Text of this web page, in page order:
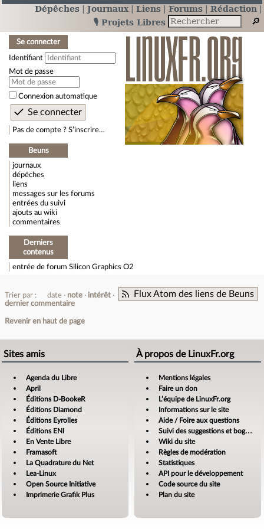
Dépêches Journaux Liens Forums
Rédaction
🎙️ Projets Libres
Se connecter
Identifiant
Mot de passe
Connexion automatique
Pas de compte ? S’inscrire…
Beuns
journaux
dépêches
liens
messages sur les forums
entrées du suivi
ajouts au wiki
commentaires
Derniers
contenus
entrée de forum Silicon Graphics O2
Flux Atom des liens de Beuns
Trier par : date note
intérêt
dernier commentaire
Revenir en haut de page
Sites amis
Agenda du Libre
April
Éditions D-BookeR
Éditions Diamond
Éditions Eyrolles
Éditions ENI
En Vente Libre
Framasoft
La Quadrature du Net
Lea-Linux
Open Source Initiative
Imprimerie Grafik Plus
À propos de LinuxFr.org
Mentions légales
Faire un don
L’équipe de LinuxFr.org
Informations sur le site
Aide / Foire aux questions
Suivi des suggestions et bogues
Wiki du site
Règles de modération
Statistiques
API pour le développement
Code source du site
Plan du site